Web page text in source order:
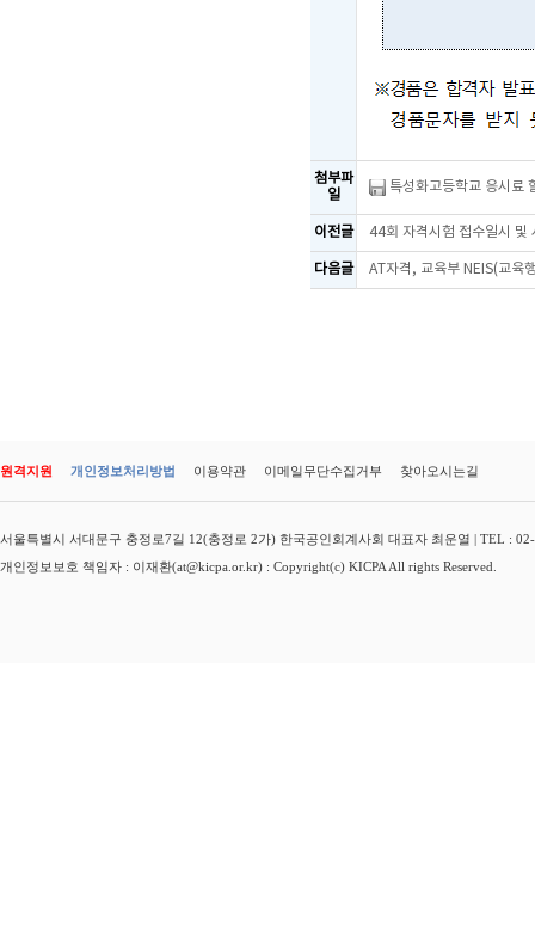
첨부파
일
특성화고등학교 응시료
이전글 44회 자격시험 접수일시 및
다음글 AT자격, 교육부 NEIS(교육
원격지원 개인정보처리방법 이용약관 이메일무단수집거부 찾아오시는길
서울특별시 서대문구 충정로7길 12(충정로 2가) 한국공인회계사회 대표자 최운열 | TEL :
개인정보보호 책임자 : 이재환(at@kicpa.or.kr) : Copyright(c) KICPA All rights Reserved.